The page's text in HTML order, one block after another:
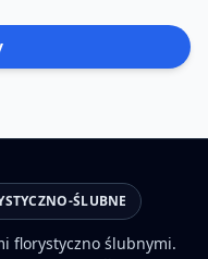
ŚLUBNE
florystyczno ślubnymi.